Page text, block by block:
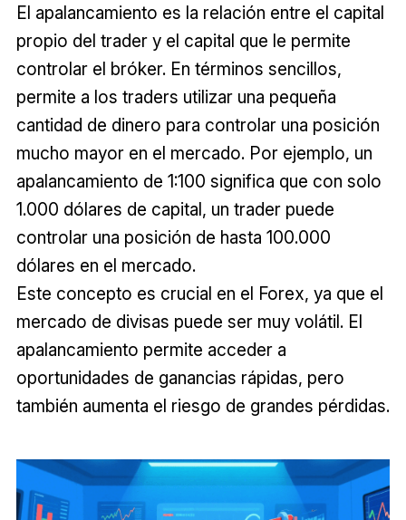
El apalancamiento es la relación entre el capital
propio del trader y el capital que le permite
controlar el bróker. En términos sencillos,
permite a los traders utilizar una pequeña
cantidad de dinero para controlar una posición
mucho mayor en el mercado. Por ejemplo, un
apalancamiento de 1:100 significa que con solo
1.000 dólares de capital, un trader puede
controlar una posición de hasta 100.000
dólares en el mercado.
Este concepto es crucial en el Forex, ya que el
mercado de divisas puede ser muy volátil. El
apalancamiento permite acceder a
oportunidades de ganancias rápidas, pero
también aumenta el riesgo de grandes pérdidas.